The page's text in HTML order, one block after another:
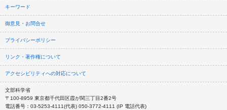
キーワード
御意見・お問合せ
プライバシーポリシー
リンク・著作権について
アクセシビリティへの対応について
文部科学省
〒100-8959 東京都千代田区霞が関三丁目2番2号
電話番号：03-5253-4111(代表) 050-3772-4111 (IP 電話代表)